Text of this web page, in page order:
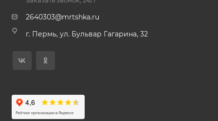
2640303@mrtshka.ru
г. Пермь, ул. Бульвар Гагарина, 32